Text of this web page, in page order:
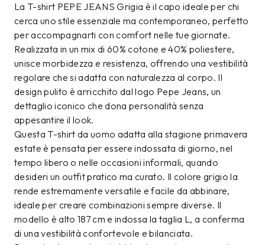
La T-shirt PEPE JEANS Grigia è il capo ideale per chi
cerca uno stile essenziale ma contemporaneo, perfetto
per accompagnarti con comfort nelle tue giornate.
Realizzata in un mix di 60% cotone e 40% poliestere,
unisce morbidezza e resistenza, offrendo una vestibilità
regolare che si adatta con naturalezza al corpo. Il
design pulito è arricchito dal logo Pepe Jeans, un
dettaglio iconico che dona personalità senza
appesantire il look.
Questa T-shirt da uomo adatta alla stagione primavera
estate è pensata per essere indossata di giorno, nel
tempo libero o nelle occasioni informali, quando
desideri un outfit pratico ma curato. Il colore grigio la
rende estremamente versatile e facile da abbinare,
ideale per creare combinazioni sempre diverse. Il
modello è alto 187 cm e indossa la taglia L, a conferma
di una vestibilità confortevole e bilanciata.